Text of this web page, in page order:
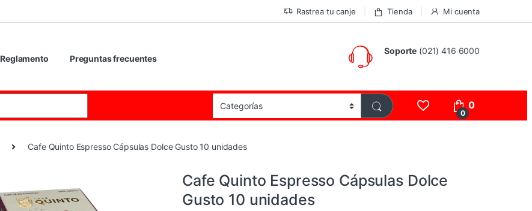
Rastrea tu canje Tienda Mi cuenta
Reglamento Preguntas frecuentes
Soporte (021) 416 6000
0
0
Cafe Quinto Espresso Cápsulas Dolce Gusto 10 unidades
Cafe Quinto Espresso Cápsulas Dolce
Gusto 10 unidades